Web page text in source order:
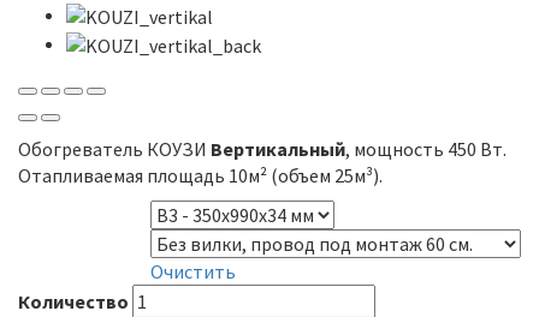
Обогреватель КОУЗИ Вертикальный, мощность 450 Вт.
Отапливаемая площадь 10м² (объем 25м³).
Очистить
Количество